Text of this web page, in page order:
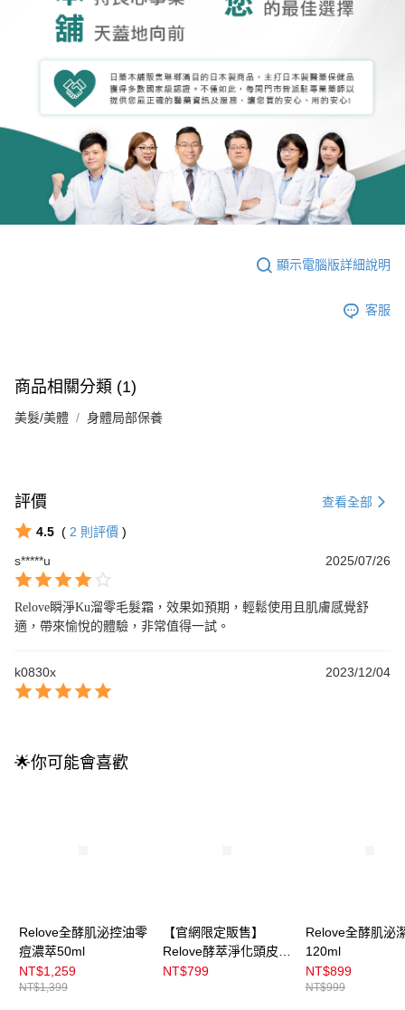
顯示電腦版詳細說明
客服
商品相關分類 (1)
美髮/美體 身體局部保養
評價 查看全部
4.5 ( 2 則評價 )
s*****u
2025/07/26
Relove瞬淨Ku溜零毛髮霜，效果如預期，輕鬆使用且肌膚感覺舒
適，帶來愉悅的體驗，非常值得一試。
k0830x 2023/12/04
🌟你可能會喜歡
Relove全酵肌泌控油零
痘濃萃50ml
NT$1,259
NT$1,399
【官網限定販售】
Relove酵萃淨化頭皮洗
髮精峽灣森林450ml
NT$799
Relove全酵肌泌
120ml
NT$899
NT$999